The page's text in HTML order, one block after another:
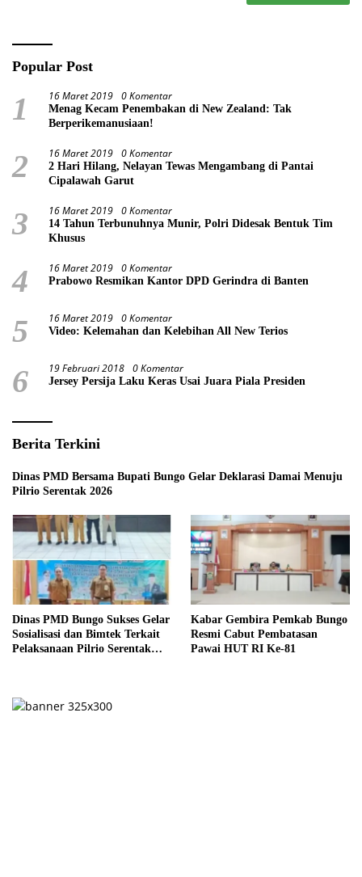
Popular Post
1 16 Maret 2019 0 Komentar
Menag Kecam Penembakan di New Zealand: Tak
Berperikemanusiaan!
2 16 Maret 2019 0 Komentar
2 Hari Hilang, Nelayan Tewas Mengambang di Pantai
Cipalawah Garut
3 16 Maret 2019 0 Komentar
14 Tahun Terbunuhnya Munir, Polri Didesak Bentuk Tim
Khusus
4 16 Maret 2019 0 Komentar
Prabowo Resmikan Kantor DPD Gerindra di Banten
5 16 Maret 2019 0 Komentar
Video: Kelemahan dan Kelebihan All New Terios
6 19 Februari 2018 0 Komentar
Jersey Persija Laku Keras Usai Juara Piala Presiden
Berita Terkini
Dinas PMD Bersama Bupati Bungo Gelar Deklarasi Damai Menuju
Pilrio Serentak 2026
Dinas PMD Bungo Sukses Gelar
Sosialisasi dan Bimtek Terkait
Pelaksanaan Pilrio Serentak
Kabar Gembira Pemkab Bungo
Resmi Cabut Pembatasan
Pawai HUT RI Ke-81